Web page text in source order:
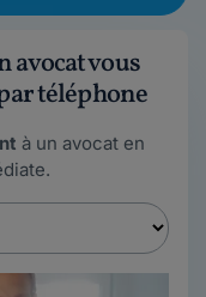
avocat vous
téléphone
à un avocat en